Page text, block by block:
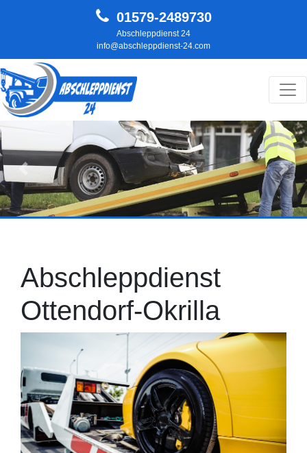
01579-2489730
Abschleppdienst 24
info@abschleppdienst-24.com
Hauptnavigation
Zurück
Abschleppdienst
Ottendorf-Okrilla